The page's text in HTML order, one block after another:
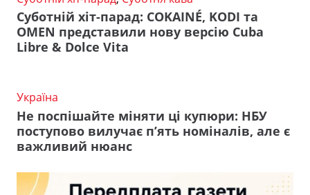
Суботній хіт-парад: COKAINÉ, KODI та
OMEN представили нову версію Cuba
Libre & Dolce Vita
Україна
Не поспішайте міняти ці купюри: НБУ
поступово вилучає п’ять номіналів, але є
важливий нюанс